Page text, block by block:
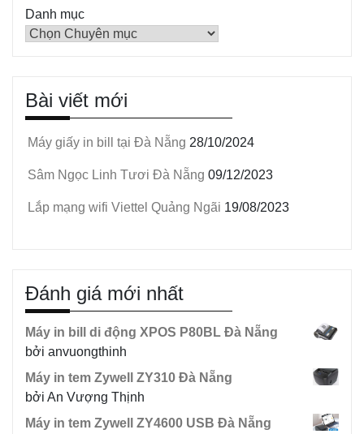
Danh mục
Bài viết mới
Máy giấy in bill tại Đà Nẵng 28/10/2024
Sâm Ngọc Linh Tươi Đà Nẵng 09/12/2023
Lắp mạng wifi Viettel Quảng Ngãi 19/08/2023
Đánh giá mới nhất
Máy in bill di động XPOS P80BL Đà Nẵng
bởi anvuongthinh
Máy in tem Zywell ZY310 Đà Nẵng
bởi An Vượng Thịnh
Máy in tem Zywell ZY4600 USB Đà Nẵng